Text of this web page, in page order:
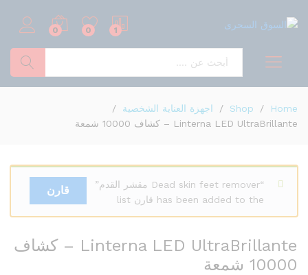
1
0
0
Home
/
Shop
/ اجهزة العناية الشخصية
/
Linterna LED UltraBrillante – كشاف 10000 شمعة
قارن
“Dead skin feet remover مقشر القدم”
has been added to the قارن list
Linterna LED UltraBrillante – كشاف
10000 شمعة